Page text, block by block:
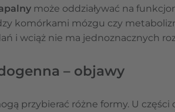
może oddziaływać na
komórkami mózgu czy
i wciąż nie ma jednoznacznych
– objawy
przybierać różne formy. U części